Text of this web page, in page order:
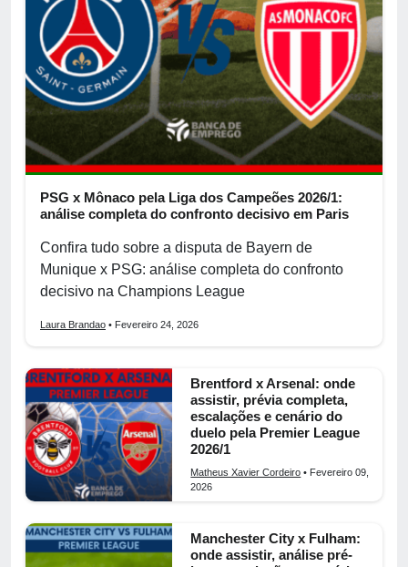
PSG x Mônaco pela Liga dos Campeões 2026/1:
análise completa do confronto decisivo em Paris
Confira tudo sobre a disputa de Bayern de
Munique x PSG: análise completa do confronto
decisivo na Champions League
Laura Brandao • Fevereiro 24, 2026
Brentford x Arsenal: onde
assistir, prévia completa,
escalações e cenário do
duelo pela Premier League
2026/1
Matheus Xavier Cordeiro • Fevereiro 09,
2026
Manchester City x Fulham:
onde assistir, análise pré-